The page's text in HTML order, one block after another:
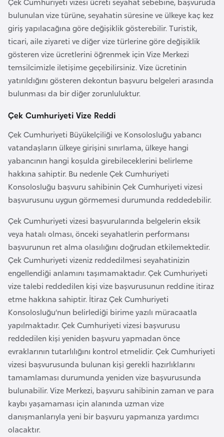
bulunulan vize türüne, seyahatin süresine ve ülkeye kaç kez
giriş yapılacağına göre değişiklik gösterebilir. Turistik,
ticari, aile ziyareti ve diğer vize türlerine göre değişiklik
gösteren vize ücretlerini öğrenmek için Vize Merkezi
temsilcimizle iletişime geçebilirsiniz. Vize ücretinin
yatırıldığını gösteren dekontun başvuru belgeleri arasında
bulunması da bir diğer zorunluluktur.
Çek Cumhuriyeti Vize Reddi
Çek Cumhuriyeti Büyükelçiliği ve Konsolosluğu yabancı
vatandaşların ülkeye girişini sınırlama, ülkeye hangi
yabancının hangi koşulda girebileceklerini belirleme
hakkına sahiptir. Bu nedenle Çek Cumhuriyeti
Konsolosluğu başvuru sahibinin Çek Cumhuriyeti vizesi
başvurusunu uygun görmemesi durumunda reddedebilir.
Çek Cumhuriyeti vizesi başvurularında belgelerin eksik
veya hatalı olması, önceki seyahatlerin performansı
başvurunun ret alma olasılığını doğrudan etkilemektedir.
Çek Cumhuriyeti vizeniz reddedilmesi seyahatinizin
engellendiği anlamını taşımamaktadır. Çek Cumhuriyeti
vize talebi reddedilen kişi vize başvurusunun reddine itiraz
etme hakkına sahiptir. İtiraz Çek Cumhuriyeti
Konsolosluğu’nun belirlediği birime yazılı müracaatla
yapılmaktadır. Çek Cumhuriyeti vizesi başvurusu
reddedilen kişi yeniden başvuru yapmadan önce
evraklarının tutarlılığını kontrol etmelidir. Çek Cumhuriyeti
vizesi başvurusunda bulunan kişi gerekli hazırlıklarını
tamamlaması durumunda yeniden vize başvurusunda
bulunabilir. Vize Merkezi, başvuru sahibinin zaman ve para
kaybı yaşamaması için alanında uzman vize
danışmanlarıyla yeni bir başvuru yapmanıza yardımcı
olacaktır.
i
b
u
t
i
Ç
i
n
D
a
n
i
m
a
r
k
a
D
e
m
o
k
r
a
t
i
k
K
o
n